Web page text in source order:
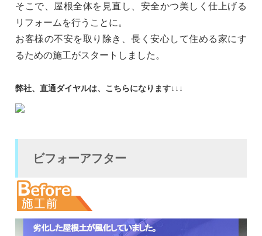
そこで、屋根全体を見直し、安全かつ美しく仕上げる
リフォームを行うことに。
お客様の不安を取り除き、長く安心して住める家にす
るための施工がスタートしました。
弊社、直通ダイヤルは、こちらになります↓↓↓
ビフォーアフター